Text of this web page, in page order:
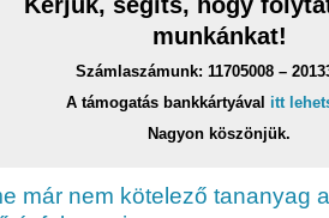
munkánkat!
Számlaszámunk: 11705008 –
A támogatás bankkártyával itt
Nagyon köszönjük.
már nem kötelező tananyag